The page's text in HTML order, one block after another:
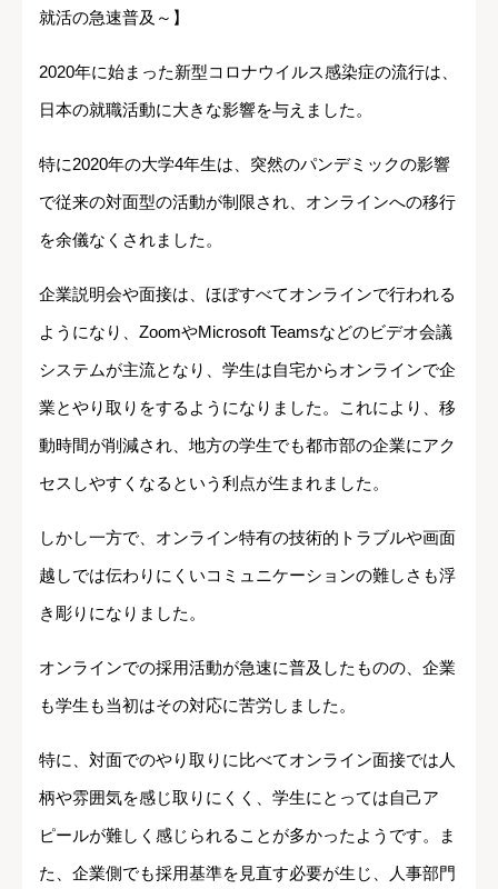
就活の急速普及～】
2020年に始まった新型コロナウイルス感染症の流行は、
日本の就職活動に大きな影響を与えました。
特に2020年の大学4年生は、突然のパンデミックの影響
で従来の対面型の活動が制限され、オンラインへの移行
を余儀なくされました。
企業説明会や面接は、ほぼすべてオンラインで行われる
ようになり、ZoomやMicrosoft Teamsなどのビデオ会議
システムが主流となり、学生は自宅からオンラインで企
業とやり取りをするようになりました。これにより、移
動時間が削減され、地方の学生でも都市部の企業にアク
セスしやすくなるという利点が生まれました。
しかし一方で、オンライン特有の技術的トラブルや画面
越しでは伝わりにくいコミュニケーションの難しさも浮
き彫りになりました。
オンラインでの採用活動が急速に普及したものの、企業
も学生も当初はその対応に苦労しました。
特に、対面でのやり取りに比べてオンライン面接では人
柄や雰囲気を感じ取りにくく、学生にとっては自己ア
ピールが難しく感じられることが多かったようです。ま
た、企業側でも採用基準を見直す必要が生じ、人事部門